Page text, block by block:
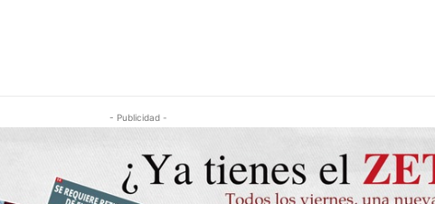
- Publicidad -